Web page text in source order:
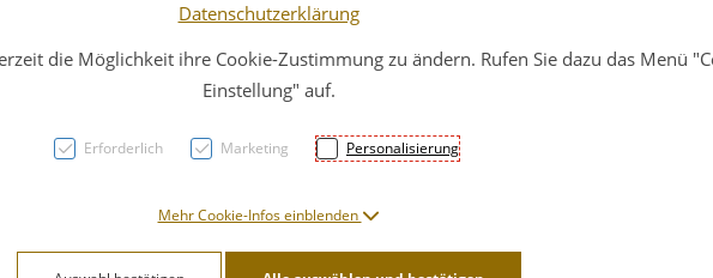
Mavala
Top Coat
PZN: 5093294
Datenschutzerklärung
die Möglichkeit ihre Cookie-Zustimmung zu ändern. Rufen Sie dazu das Menü
Einstellung" auf.
Erforderlich Marketing Personalisierung
Mehr Cookie-Infos einblenden